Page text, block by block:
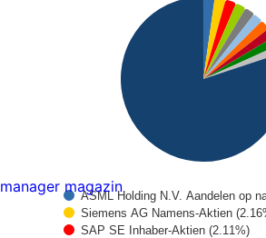
ASML Holding N.V. Aandelen op
Siemens AG Namens-Aktien
SAP SE Inhaber-Aktien (2.11%)
manager magazin